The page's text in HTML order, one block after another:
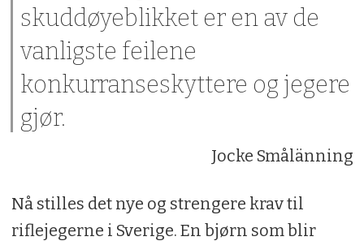
skuddøyeblikket er en av de
vanligste feilene
konkurranseskyttere og jegere
gjør.
Jocke Smålänning
Nå stilles det nye og strengere krav til
riflejegerne i Sverige. En bjørn som blir